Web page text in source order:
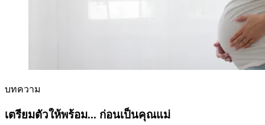
บทความ
เตรียมตัวให้พร้อม... ก่อนเป็นคุณแม่